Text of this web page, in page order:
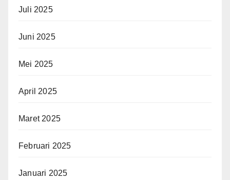
Juli 2025
Juni 2025
Mei 2025
April 2025
Maret 2025
Februari 2025
Januari 2025